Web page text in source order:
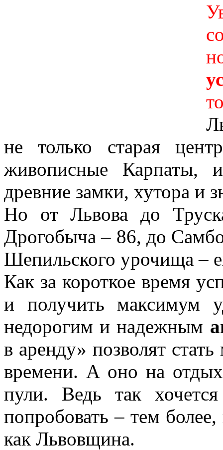
не только старая
живописные Карпаты,
древние замки, хутора и
Но от Львова до
Дрогобыча – 86, до
Шепильского урочища –
Как за короткое время
и получить максимум
недорогим и надежным
в аренду» позволят
времени. А оно на
пули. Ведь так
попробовать – тем
как Львовщина.